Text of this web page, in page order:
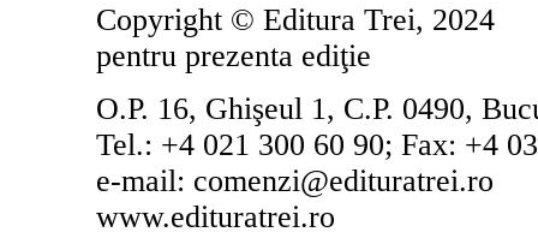
Copyright © Editura Trei, 2024
pentru prezenta ediţie
O.P. 16, Ghişeul 1, C.P. 0490,
Tel.: +4 021 300 60 90; Fax: +4
e-mail: comenzi@edituratrei.ro
www.edituratrei.ro